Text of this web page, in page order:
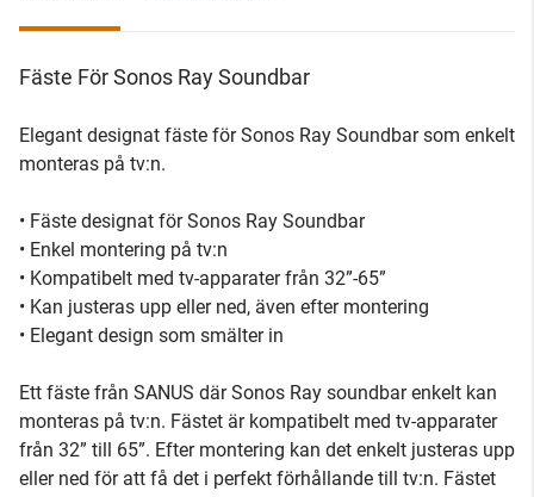
Fäste För Sonos Ray Soundbar
Elegant designat fäste för Sonos Ray Soundbar som enkelt
monteras på tv:n.
• Fäste designat för Sonos Ray Soundbar
• Enkel montering på tv:n
• Kompatibelt med tv-apparater från 32”-65”
• Kan justeras upp eller ned, även efter montering
• Elegant design som smälter in
Ett fäste från SANUS där Sonos Ray soundbar enkelt kan
monteras på tv:n. Fästet är kompatibelt med tv-apparater
från 32” till 65”. Efter montering kan det enkelt justeras upp
eller ned för att få det i perfekt förhållande till tv:n. Fästet